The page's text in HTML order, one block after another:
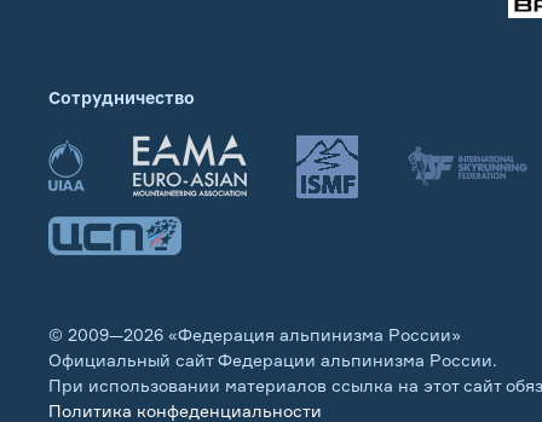
Сотрудничество
© 2009—2026 «Федерация альпинизма России»
Официальный сайт Федерации альпинизма России.
При использовании материалов ссылка на этот сайт
Политика конфеденциальности